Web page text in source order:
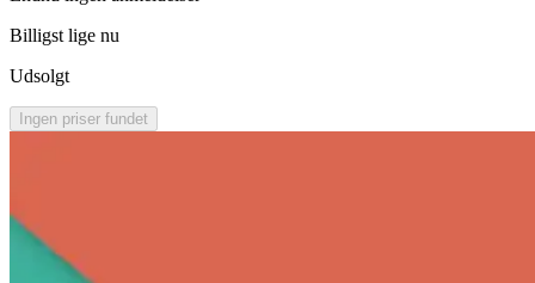
Billigst lige nu
Udsolgt
Ingen priser fundet